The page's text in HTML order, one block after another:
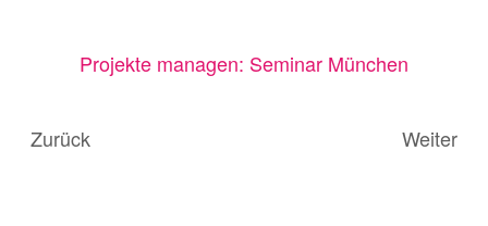
Projekte managen: Seminar München
Zurück Weiter